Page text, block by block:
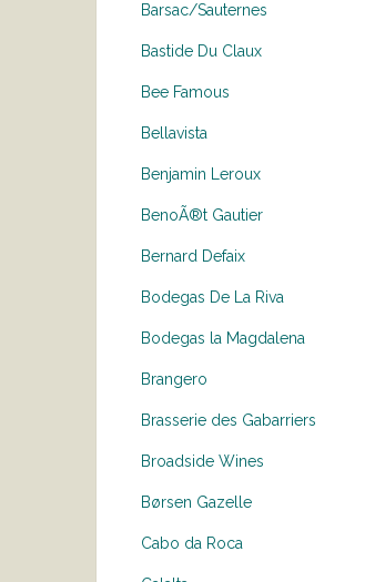
Barsac/Sauternes
Bastide Du Claux
Bee Famous
Bellavista
Benjamin Leroux
BenoÃ®t Gautier
Bernard Defaix
Bodegas De La Riva
Bodegas la Magdalena
Brangero
Brasserie des Gabarriers
Broadside Wines
Børsen Gazelle
Cabo da Roca